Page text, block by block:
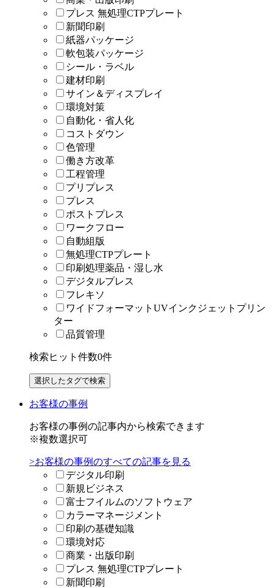
プレス 無処理CTPプレート
新聞印刷
紙器パッケージ
軟包装パッケージ
シール・ラベル
建材印刷
サイン＆ディスプレイ
環境対策
自動化・省人化
コストダウン
色管理
働き方改革
工程管理
プリプレス
プレス
ポストプレス
ワークフロー
自動組版
無処理CTPプレート
印刷処理薬品・湿し水
デジタルプレス
フレキソ
ワイドフォーマットUVインクジェットプリン
ター
品質管理
検索ヒット件数0件
お客様の事例
お客様の事例の記事内から検索できます
※複数選択可
>お客様の事例のすべての記事を見る
デジタル印刷
新規ビジネス
富士フイルムのソフトウェア
カラーマネージメント
印刷の基礎知識
環境対応
商業・出版印刷
プレス 無処理CTPプレート
新聞印刷